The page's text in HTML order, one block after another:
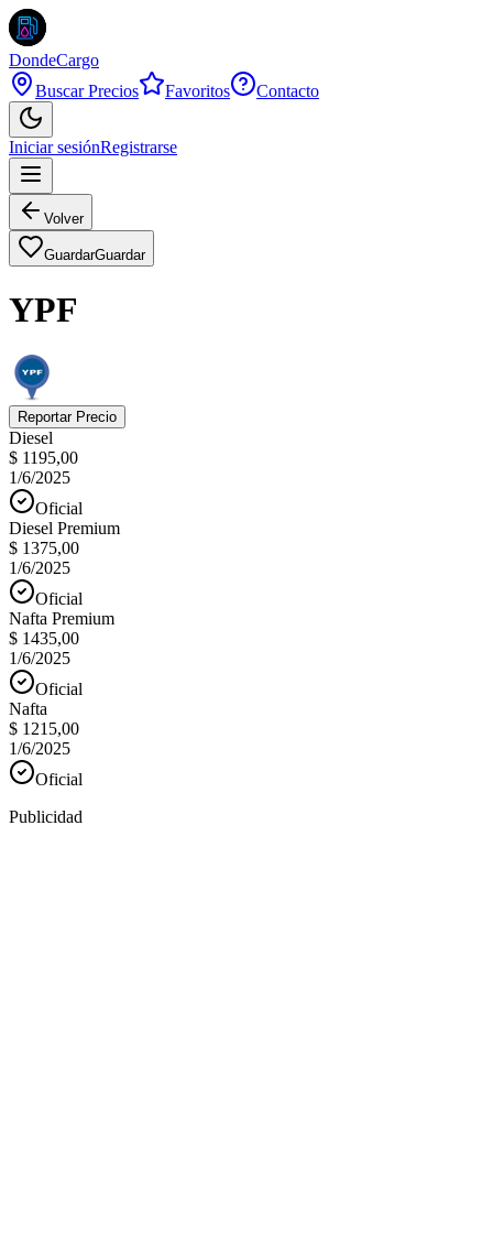
DondeCargo
Buscar Precios
Favoritos Contacto
Iniciar sesiónRegistrarse
Volver
GuardarGuardar
YPF
Reportar Precio
Diesel
$ 1195,00
1/6/2025
Oficial
Diesel Premium
$ 1375,00
1/6/2025
Oficial
Nafta Premium
$ 1435,00
1/6/2025
Oficial
Nafta
$ 1215,00
1/6/2025
Oficial
Publicidad